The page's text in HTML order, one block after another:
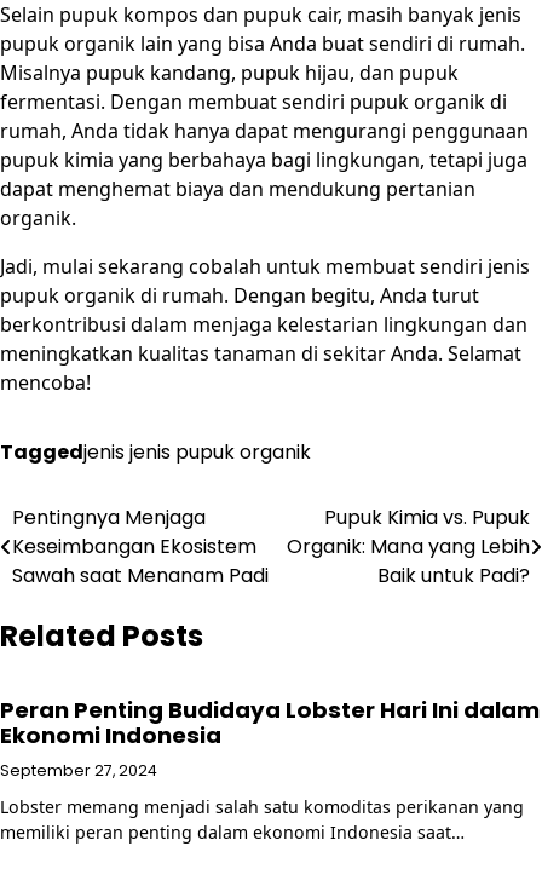
Selain pupuk kompos dan pupuk cair, masih banyak jenis
pupuk organik lain yang bisa Anda buat sendiri di rumah.
Misalnya pupuk kandang, pupuk hijau, dan pupuk
fermentasi. Dengan membuat sendiri pupuk organik di
rumah, Anda tidak hanya dapat mengurangi penggunaan
pupuk kimia yang berbahaya bagi lingkungan, tetapi juga
dapat menghemat biaya dan mendukung pertanian
organik.
Jadi, mulai sekarang cobalah untuk membuat sendiri jenis
pupuk organik di rumah. Dengan begitu, Anda turut
berkontribusi dalam menjaga kelestarian lingkungan dan
meningkatkan kualitas tanaman di sekitar Anda. Selamat
mencoba!
Taggedjenis jenis pupuk organik
Post
navigation
Pentingnya Menjaga
Keseimbangan Ekosistem
Sawah saat Menanam Padi
Pupuk Kimia vs. Pupuk
Organik: Mana yang Lebih
Baik untuk Padi?
Related Posts
Peran Penting Budidaya Lobster Hari Ini dalam
Ekonomi Indonesia
September 27, 2024
Lobster memang menjadi salah satu komoditas perikanan yang
memiliki peran penting dalam ekonomi Indonesia saat…